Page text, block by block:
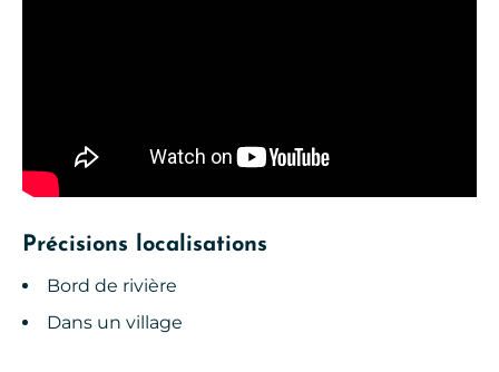
Précisions localisations
Bord de rivière
Dans un village